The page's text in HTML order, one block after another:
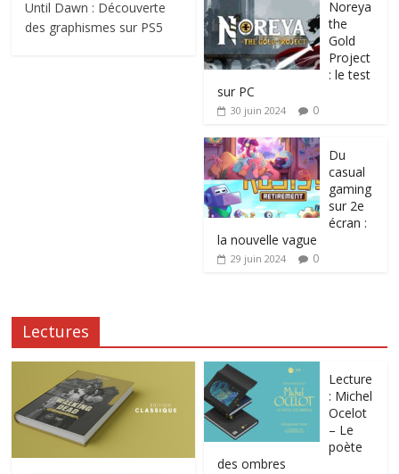
Until Dawn : Découverte
des graphismes sur PS5
Noreya
the
Gold
Project
: le test
sur PC
30 juin 2024 0
Du
casual
gaming
sur 2e
écran :
la nouvelle vague
29 juin 2024 0
Lectures
Lecture
: Michel
Ocelot
– Le
poète
des ombres